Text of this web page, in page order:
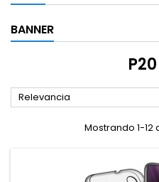
BANNER
Relevancia
Mostrando 1-